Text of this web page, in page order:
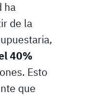
ha
de la
40%
Esto
que